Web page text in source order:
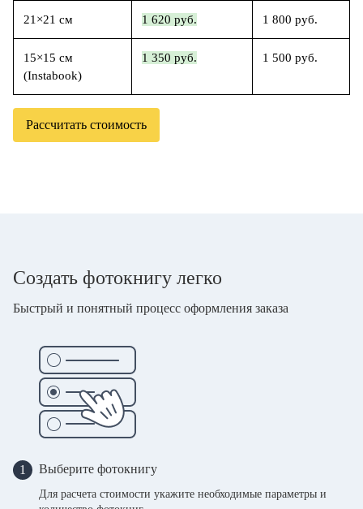
21×21 см 1 620 руб. 1 800 руб.
15×15 см
(Instabook)
1 350 руб. 1 500 руб.
Рассчитать стоимость
Создать фотокнигу легко
Быстрый и понятный процесс оформления заказа
1 Выберите фотокнигу
Для расчета стоимости укажите необходимые параметры и